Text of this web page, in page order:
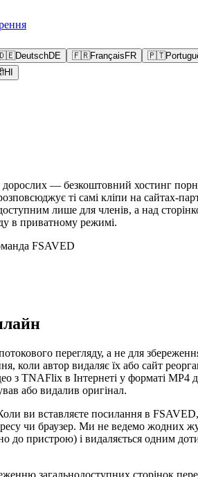
DeutschDE 🇫🇷Français FR 🇵🇹
HI
— безкоштовний хостинг
ті самі кліпи на сайтах-
лише для членів, а над
в приватному режимі.
FSAVED
перегляду, а не для
коли автор видаляє їх або сайт
з TNAFlix в Інтернеті у форматі MP4
або видалив оригінал.
ви вставляєте посилання в
чи браузер. Ми не ведемо жодних
до пристрою) і видаляється одним
загальнодоступних сторінок